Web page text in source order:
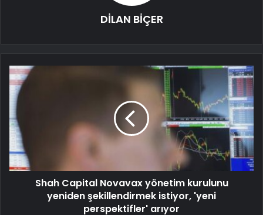
DİLAN BİÇER
Shah Capital Novavax yönetim kurulunu
yeniden şekillendirmek istiyor, 'yeni
perspektifler' arıyor